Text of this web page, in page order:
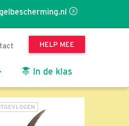
HELP MEE
In de klas